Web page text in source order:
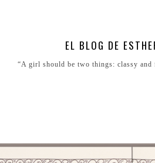
EL BLOG DE
“A girl should be two things: classy